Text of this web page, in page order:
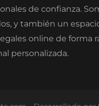
de confianza.
y también un
online de forma
personalizada.